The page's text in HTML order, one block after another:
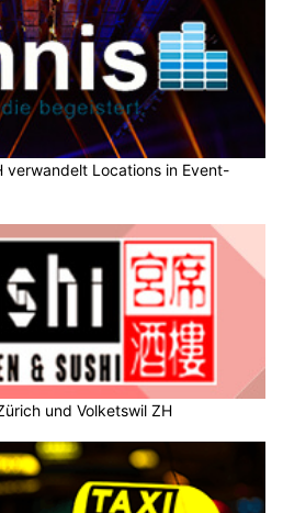
verwandelt Locations in Event-
und Volketswil ZH